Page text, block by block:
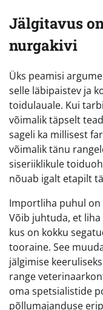
Jälgitavus
nurgakivi
Üks peamisi
selle läbipaistev ja
toidulauale. Kui
võimalik täpselt
sageli ka millisest
võimalik tänu
siseriiklikule
nõuab igalt etapilt
Importliha puhul on
Võib juhtuda, et
kus on kokku
tooraine. See
jälgimise
range
oma spetsialistide
põllumajanduse